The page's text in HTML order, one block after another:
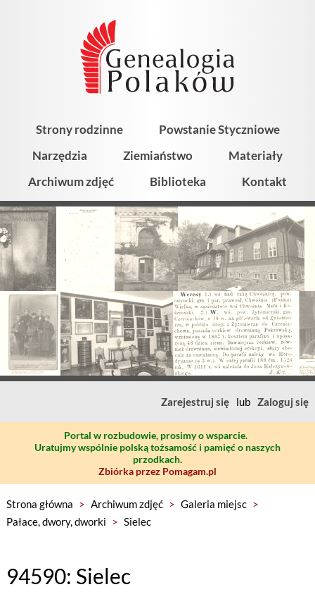
Strony rodzinne
Powstanie Styczniowe
Narzędzia
Ziemiaństwo
Materiały
Archiwum zdjęć
Biblioteka Kontakt
Zarejestruj się lub Zaloguj się
Portal w rozbudowie, prosimy o wsparcie.
Uratujmy wspólnie polską tożsamość i pamięć o naszych
przodkach.
Zbiórka przez Pomagam.pl
Strona główna > Archiwum zdjęć > Galeria miejsc >
Pałace, dwory, dworki > Sielec
94590: Sielec